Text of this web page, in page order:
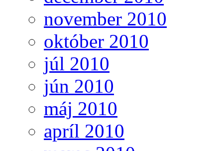
november 2010
október 2010
júl 2010
jún 2010
máj 2010
apríl 2010